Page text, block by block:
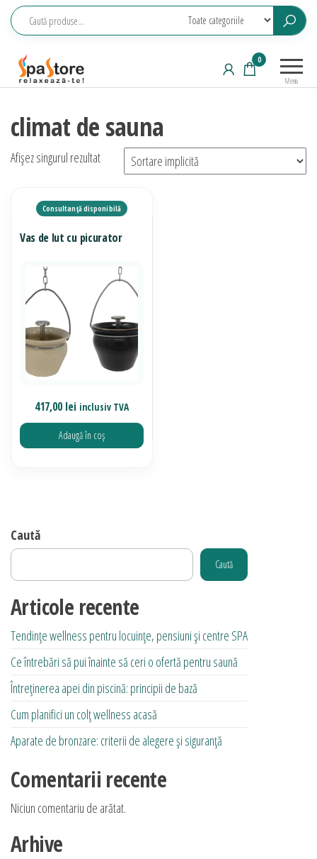
Sari
saune,
wellness
Meniu
0
climat de sauna
Afișez singurul rezultat
Vas de lut cu picurator
417,00lei inclusiv TVA
Adaugă în coș
Caută
Caută
Articole recente
Tendințe wellness pentru locuințe, pensiuni și centre SPA
Ce întrebări să pui înainte să ceri o ofertă pentru saună
Întreținerea apei din piscină: principii de bază
Cum planifici un colț wellness acasă
Aparate de bronzare: criterii de alegere și siguranță
Comentarii recente
Niciun comentariu de arătat.
Arhive